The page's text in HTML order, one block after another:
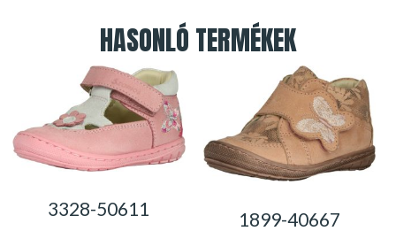
HASONLÓ TERMÉKEK
3328-50611 1899-40667